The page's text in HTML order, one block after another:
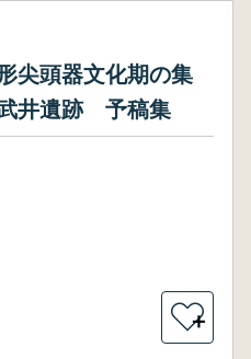
尖頭器文化期の集
井遺跡 予稿集
＋